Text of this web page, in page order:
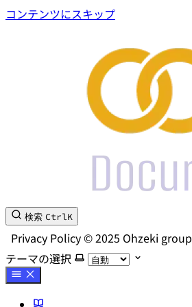
コンテンツにスキップ
検索 CtrlK
Privacy Policy © 2025 Ohzeki group
テーマの選択